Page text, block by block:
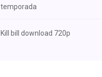
temporada
Kill bill download 720p